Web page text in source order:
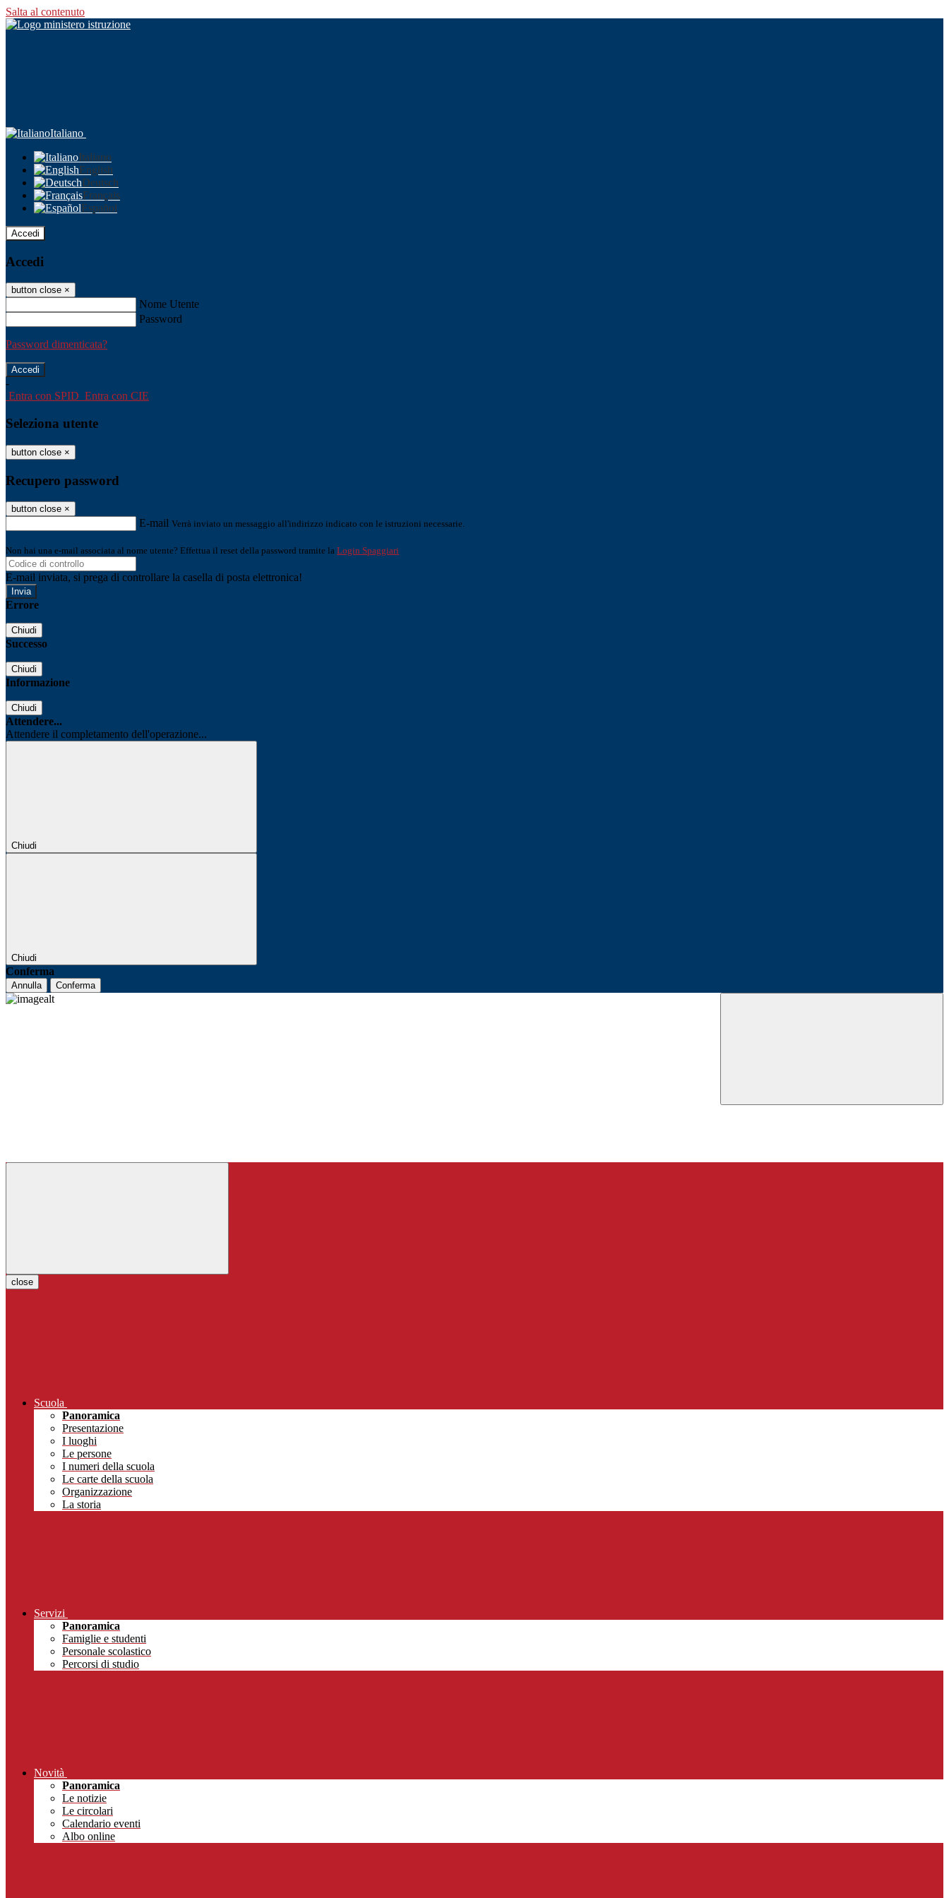
Salta al contenuto
Italiano
Italiano
English
Deutsch
Français
Español
Accedi
Accedi
button close ×
Nome Utente
Password
Password dimenticata?
-
Entra con SPID Entra con CIE
Seleziona utente
button close ×
Recupero password
button close ×
E-mail Verrà inviato un messaggio all'indirizzo indicato con le istruzioni necessarie.
Non hai una e-mail associata al nome utente? Effettua il reset della password tramite la Login Spaggiari
E-mail inviata, si prega di controllare la casella di posta elettronica!
Errore
Chiudi
Successo
Chiudi
Informazione
Chiudi
Attendere...
Attendere il completamento dell'operazione...
Chiudi
Chiudi
Conferma
Annulla Conferma
close
Scuola
Panoramica
Presentazione
I luoghi
Le persone
I numeri della scuola
Le carte della scuola
Organizzazione
La storia
Servizi
Panoramica
Famiglie e studenti
Personale scolastico
Percorsi di studio
Novità
Panoramica
Le notizie
Le circolari
Calendario eventi
Albo online